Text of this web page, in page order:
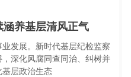
养基层清风正气
发展。新时代基层纪检监察
深化风腐同查同治、纠树并
层政治生态